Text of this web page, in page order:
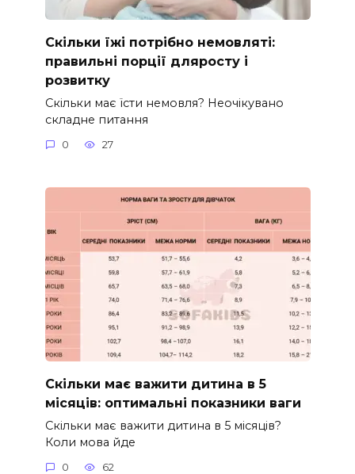
Скільки їжі потрібно немовляті:
правильні порції дляросту і
розвитку
Скільки має їсти немовля? Неочікувано
складне питання
0 27
Скільки має важити дитина в 5
місяців: оптимальні показники ваги
Скільки має важити дитина в 5 місяців?
Коли мова йде
0 62